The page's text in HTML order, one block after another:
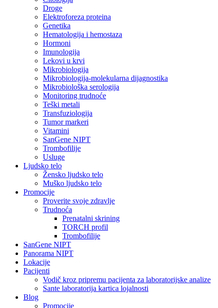
Droge
Elektroforeza proteina
Genetika
Hematologija i hemostaza
Hormoni
Imunologija
Lekovi u krvi
Mikrobiologija
Mikrobiologija-molekularna dijagnostika
Mikrobiološka serologija
Monitoring trudnoće
Teški metali
Transfuziologija
Tumor markeri
Vitamini
SanGene NIPT
Trombofilije
Usluge
Ljudsko telo
Žensko ljudsko telo
Muško ljudsko telo
Promocije
Proverite svoje zdravlje
Trudnoća
Prenatalni skrining
TORCH profil
Trombofilije
SanGene NIPT
Panorama NIPT
Lokacije
Pacijenti
Vodič kroz pripremu pacijenta za laboratorijske analize
Sante laboratorija kartica lojalnosti
Blog
Promocije